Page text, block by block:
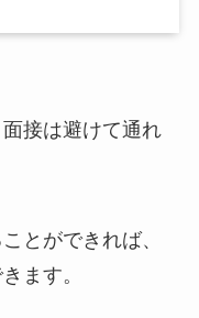
接は避けて通れ
とができれば、
ます。